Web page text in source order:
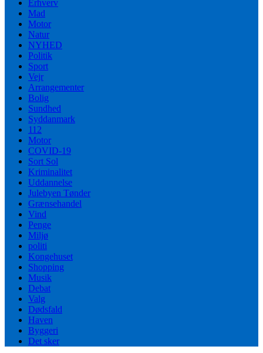
Erhverv
Mad
Motor
Natur
NYHED
Politik
Sport
Vejr
Arrangementer
Bolig
Sundhed
Syddanmark
112
Motor
COVID-19
Sort Sol
Kriminalitet
Uddannelse
Julebyen Tønder
Grænsehandel
Vind
Penge
Miljø
politi
Kongehuset
Shopping
Musik
Debat
Valg
Dødsfald
Haven
Byggeri
Det sker